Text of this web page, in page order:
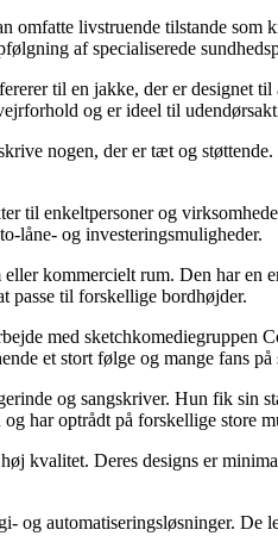
livstruende tilstande
af specialiserede
til en jakke, der er designet
og er ideel til
nogen, der er tæt og
enkeltpersoner og
låne- og investeringsmuligheder.
kommercielt rum. Den har
passe til forskellige bordhøjder.
med
et stort følge og mange fans på
og sangskriver. Hun fik sin
har optrådt på forskellige store
kvalitet. Deres designs er
og automatiseringsløsninger.